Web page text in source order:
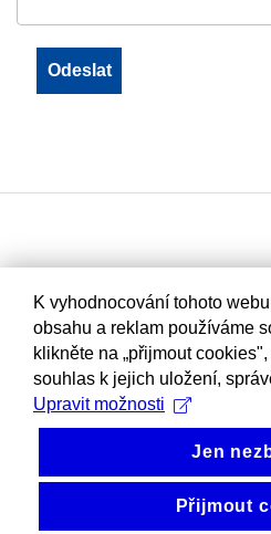
K vyhodnocování tohoto
obsahu a reklam používáme
klikněte na „přijmout
souhlas k jejich uložení,
Upravit možnosti
Jen
Přijmout